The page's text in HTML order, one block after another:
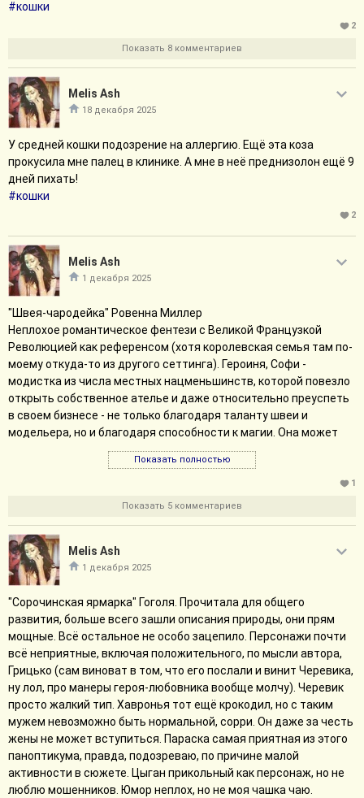
#кошки
2
Показать 8 комментариев
Melis Ash
18 декабря 2025
У средней кошки подозрение на аллергию. Ещё эта коза
прокусила мне палец в клинике. А мне в неё преднизолон ещё 9
дней пихать!
#кошки
2
Melis Ash
1 декабря 2025
"Швея-чародейка" Ровенна Миллер
Неплохое романтическое фентези с Великой Французкой
Революцией как референсом (хотя королевская семья там по-
моему откуда-то из другого сеттинга). Героиня, Софи -
модистка из числа местных нацменьшинств, которой повезло
открыть собственное ателье и даже относительно преуспеть
в своем бизнесе - не только благодаря таланту швеи и
модельера, но и благодаря способности к магии. Она может
зачаровать предмет туалета на удачу или здоровье,
например, но категорически отказывается накладывать
Софи есть брат Кристос, талантливый долбо... идеалист,
памфлеты, направленные против правительства. В какой-то
момент Софи понимает, что её братец вляпался в нечто более
серьезное, чем печатанье пафлетов и он и его друзья
планируют полноценное восстание. Именно в этот момент, по
стечению обстоятельств, у Софи появляется клиентка из
числа высшей аристократии: Виола, дочь одного из первых
чиновников королевства хочет, чтобы та изготовила ей
одежду с защитными чарами на случай возможного мятежа в
столице. Демократичная по характеру Виола любит
приглашать в свой салон интересных людей и находит Софи
таковой, так что скоро Софи начинает общаться со знатью
чаще, чем ожидала. Спойлерить сильно не буду, скажу, что
любовная линия есть, и да, с заявленным на обложке принцем,
но её поначалу не очень много, в начале там родственных,
приятельско дружески и просто разных дженовых
взаимодействий сильно больше. В принципе романтик мне
Показать полностью
1
Показать 5 комментариев
Melis Ash
1 декабря 2025
"Сорочинская ярмарка" Гоголя. Прочитала для общего
развития, больше всего зашли описания природы, они прям
мощные. Всё остальное не особо зацепило. Персонажи почти
всё неприятные, включая положительного, по мысли автора,
Грицько (сам виноват в том, что его послали и винит Черевика,
ну лол, про манеры героя-любовника вообще молчу). Черевик
просто жалкий тип. Хавронья тот ещё крокодил, но с таким
мужем невозможно быть нормальной, сорри. Он даже за честь
жены не может вступиться. Параска самая приятная из этого
паноптикума, правда, подозреваю, по причине малой
активности в сюжете. Цыган прикольный как персонаж, но не
люблю мошенников. Юмор неплох, но не моя чашка чаю.